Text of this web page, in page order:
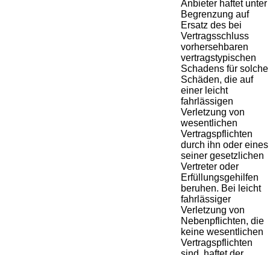
Anbieter haftet unter
Begrenzung auf
Ersatz des bei
Vertragsschluss
vorhersehbaren
vertragstypischen
Schadens für solche
Schäden, die auf
einer leicht
fahrlässigen
Verletzung von
wesentlichen
Vertragspflichten
durch ihn oder eines
seiner gesetzlichen
Vertreter oder
Erfüllungsgehilfen
beruhen. Bei leicht
fahrlässiger
Verletzung von
Nebenpflichten, die
keine wesentlichen
Vertragspflichten